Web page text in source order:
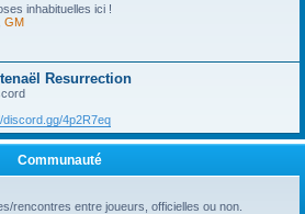
inhabituelles ici !
GM
Resurrection
discord.gg/4p2R7eq
Communauté
rencontres entre joueurs, officielles ou non.